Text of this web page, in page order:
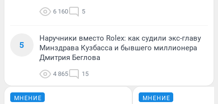
6 160 5
5
Наручники вместо Rolex: как судили экс-главу
Минздрава Кузбасса и бывшего миллионера
Дмитрия Беглова
4 865 15
МНЕНИЕ МНЕНИЕ